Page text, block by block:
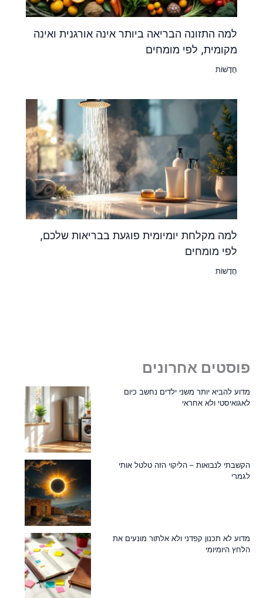
למה התזונה הבריאה ביותר אינה אורגנית ואינה
מקומית, לפי מומחים
חֲדָשׁוֹת
למה מקלחת יומיומית פוגעת בבריאות שלכם,
לפי מומחים
חֲדָשׁוֹת
פוסטים אחרונים
מדוע להביא יותר משני ילדים נחשב כיום
לאגואיסטי ולא אחראי
הקשבתי לנבואות – הליקוי הזה טלטל אותי
לגמרי
מדוע לא תכנון קפדני ולא אלתור מונעים את
הלחץ היומיומי